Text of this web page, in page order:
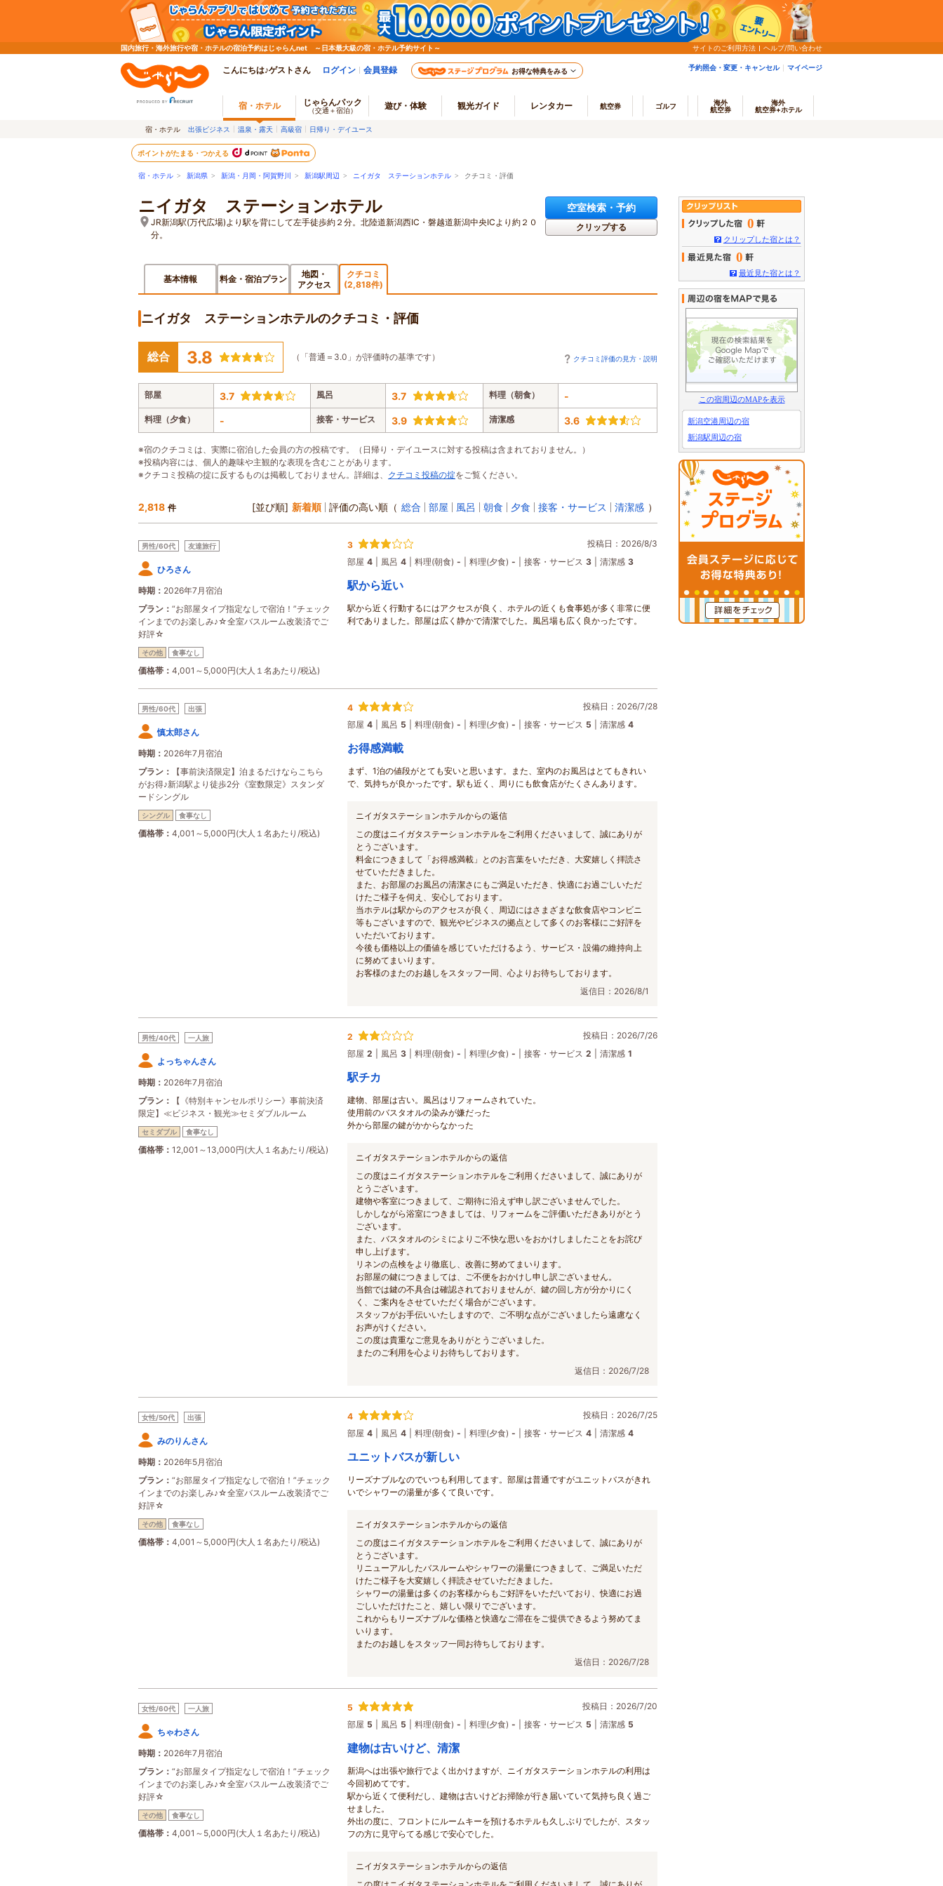
国内旅行・海外旅行や宿・ホテルの宿泊予約はじゃらんnet ～日本最大級の宿・ホテル予約サイト～ サイトのご利用方法 ヘルプ/問い合わせ
こんにちは♪ゲストさん ログイン 会員登録 お得な特典をみる 予約照会・変更・キャンセル マイページ
宿・ホテル じゃらんパック
（交通＋宿泊） 遊び・体験 観光ガイド レンタカー 航空券 ゴルフ
海外
航空券
海外
航空券+ホテル
宿・ホテル 出張ビジネス 温泉・露天 高級宿 日帰り・デイユース
ポイントがたまる・つかえる
宿・ホテル > 新潟県 > 新潟・月岡・阿賀野川 > 新潟駅周辺 > ニイガタ ステーションホテル > クチコミ・評価
ニイガタ ステーションホテル
JR新潟駅(万代広場)より駅を背にして左手徒歩約２分。北陸道新潟西IC・磐越道新潟中央ICより約２０
分。
空室検索・予約
クリップする
基本情報 料金・宿泊プラン
地図・
アクセス
クチコミ
(2,818件)
ニイガタ ステーションホテルのクチコミ・評価
総合 3.8 （「普通＝3.0」が評価時の基準です） クチコミ評価の見方・説明
部屋 3.7 風呂 3.7 料理（朝食） -
料理（夕食） - 接客・サービス 3.9 清潔感 3.6
※宿のクチコミは、実際に宿泊した会員の方の投稿です。（日帰り・デイユースに対する投稿は含まれておりません。）
※投稿内容には、個人的趣味や主観的な表現を含むことがあります。
※クチコミ投稿の掟に反するものは掲載しておりません。詳細は、 クチコミ投稿の掟をご覧ください。
2,818 件 [並び順] 新着順 評価の高い順 （ 総合 部屋 風呂 朝食 夕食 接客・サービス 清潔感 ）
男性/60代 友達旅行
ひろさん
時期
2026年7月宿泊
プラン
“お部屋タイプ指定なしで宿泊！”チェック
インまでのお楽しみ♪☆全室バスルーム改装済でご
好評☆
その他 食事なし
価格帯 4,001～5,000円(大人１名あたり/税込)
3
投稿日：2026/8/3
部屋 4 風呂 4 料理(朝食) - 料理(夕食) - 接客・サービス 3 清潔感 3
駅から近い
駅から近く行動するにはアクセスが良く、ホテルの近くも食事処が多く非常に便
利でありました。部屋は広く静かで清潔でした。風呂場も広く良かったです。
男性/60代 出張
慎太郎さん
時期
2026年7月宿泊
プラン
【事前決済限定】泊まるだけならこちら
がお得♪新潟駅より徒歩2分《室数限定》スタンダ
ードシングル
シングル 食事なし
価格帯 4,001～5,000円(大人１名あたり/税込)
4
投稿日：2026/7/28
部屋 4 風呂 5 料理(朝食) - 料理(夕食) - 接客・サービス 5 清潔感 4
お得感満載
まず、1泊の値段がとても安いと思います。また、室内のお風呂はとてもきれい
で、気持ちが良かったです。駅も近く、周りにも飲食店がたくさんあります。
ニイガタステーションホテルからの返信
この度はニイガタステーションホテルをご利用くださいまして、誠にありが
とうございます。
料金につきまして「お得感満載」とのお言葉をいただき、大変嬉しく拝読さ
せていただきました。
また、お部屋のお風呂の清潔さにもご満足いただき、快適にお過ごしいただ
けたご様子を伺え、安心しております。
当ホテルは駅からのアクセスが良く、周辺にはさまざまな飲食店やコンビニ
等もございますので、観光やビジネスの拠点として多くのお客様にご好評を
いただいております。
今後も価格以上の価値を感じていただけるよう、サービス・設備の維持向上
に努めてまいります。
お客様のまたのお越しをスタッフ一同、心よりお待ちしております。
返信日：2026/8/1
男性/40代 一人旅
よっちゃんさん
時期
2026年7月宿泊
プラン
【《特別キャンセルポリシー》事前決済
限定】≪ビジネス・観光≫セミダブルルーム
セミダブル 食事なし
価格帯 12,001～13,000円(大人１名あたり/税込)
2
投稿日：2026/7/26
部屋 2 風呂 3 料理(朝食) - 料理(夕食) - 接客・サービス 2 清潔感 1
駅チカ
建物、部屋は古い。風呂はリフォームされていた。
使用前のバスタオルの染みが嫌だった
外から部屋の鍵がかからなかった
ニイガタステーションホテルからの返信
この度はニイガタステーションホテルをご利用くださいまして、誠にありが
とうございます。
建物や客室につきまして、ご期待に沿えず申し訳ございませんでした。
しかしながら浴室につきましては、リフォームをご評価いただきありがとう
ございます。
また、バスタオルのシミによりご不快な思いをおかけしましたことをお詫び
申し上げます。
リネンの点検をより徹底し、改善に努めてまいります。
お部屋の鍵につきましては、ご不便をおかけし申し訳ございません。
当館では鍵の不具合は確認されておりませんが、鍵の回し方が分かりにく
く、ご案内をさせていただく場合がございます。
スタッフがお手伝いいたしますので、ご不明な点がございましたら遠慮なく
お声がけください。
この度は貴重なご意見をありがとうございました。
またのご利用を心よりお待ちしております。
返信日：2026/7/28
女性/50代 出張
みのりんさん
時期
2026年5月宿泊
プラン
“お部屋タイプ指定なしで宿泊！”チェック
インまでのお楽しみ♪☆全室バスルーム改装済でご
好評☆
その他 食事なし
価格帯 4,001～5,000円(大人１名あたり/税込)
4
投稿日：2026/7/25
部屋 4 風呂 4 料理(朝食) - 料理(夕食) - 接客・サービス 4 清潔感 4
ユニットバスが新しい
リーズナブルなのでいつも利用してます。部屋は普通ですがユニットバスがきれ
いでシャワーの湯量が多くて良いです。
ニイガタステーションホテルからの返信
この度はニイガタステーションホテルをご利用くださいまして、誠にありが
とうございます。
リニューアルしたバスルームやシャワーの湯量につきまして、ご満足いただ
けたご様子を大変嬉しく拝読させていただきました。
シャワーの湯量は多くのお客様からもご好評をいただいており、快適にお過
ごしいただけたこと、嬉しい限りでございます。
これからもリーズナブルな価格と快適なご滞在をご提供できるよう努めてま
いります。
またのお越しをスタッフ一同お待ちしております。
返信日：2026/7/28
女性/60代 一人旅
ちゃわさん
時期
2026年7月宿泊
プラン
“お部屋タイプ指定なしで宿泊！”チェック
インまでのお楽しみ♪☆全室バスルーム改装済でご
好評☆
その他 食事なし
価格帯 4,001～5,000円(大人１名あたり/税込)
5
投稿日：2026/7/20
部屋 5 風呂 5 料理(朝食) - 料理(夕食) - 接客・サービス 5 清潔感 5
建物は古いけど、清潔
新潟へは出張や旅行でよく出かけますが、ニイガタステーションホテルの利用は
今回初めてです。
駅から近くて便利だし、建物は古いけどお掃除が行き届いていて気持ち良く過ご
せました。
外出の度に、フロントにルームキーを預けるホテルも久しぶりでしたが、スタッ
フの方に見守らてる感じで安心でした。
ニイガタステーションホテルからの返信
0
クリップした宿とは？
0
最近見た宿とは？
この宿周辺のMAPを表示
新潟空港周辺の宿
新潟駅周辺の宿